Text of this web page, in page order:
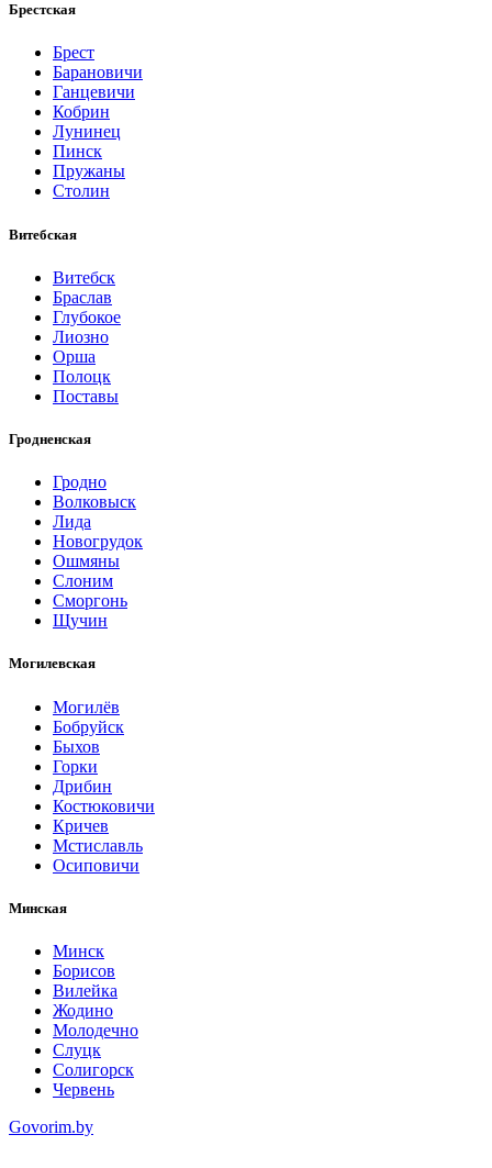
Брестская
Брест
Барановичи
Ганцевичи
Кобрин
Лунинец
Пинск
Пружаны
Столин
Витебская
Витебск
Браслав
Глубокое
Лиозно
Орша
Полоцк
Поставы
Гродненская
Гродно
Волковыск
Лида
Новогрудок
Ошмяны
Слоним
Сморгонь
Щучин
Могилевская
Могилёв
Бобруйск
Быхов
Горки
Дрибин
Костюковичи
Кричев
Мстиславль
Осиповичи
Минская
Минск
Борисов
Вилейка
Жодино
Молодечно
Слуцк
Солигорск
Червень
Govorim.by